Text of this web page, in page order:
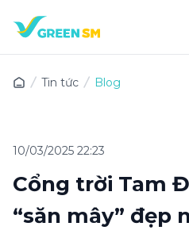
Tin tức Blog
10/03/2025 22:23
Cổng trời Tam
“săn mây” đẹp